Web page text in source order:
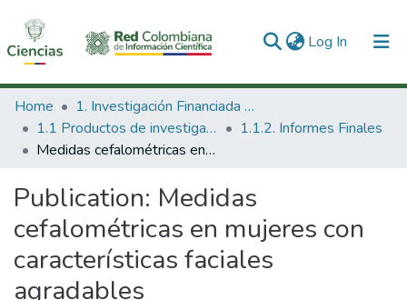
Log In (current)
Communities & Collections
All of DSpace
Home
1. Investigación Financiada con Recursos Públicos
1.1 Productos de investigación
1.1.2. Informes Finales
Medidas cefalométricas en mujeres con características faciales agradables
Publication: Medidas
cefalométricas en mujeres con
características faciales
agradables